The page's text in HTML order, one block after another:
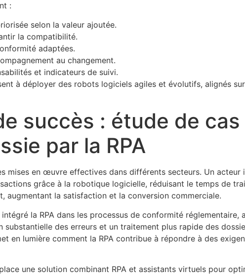
:
selon la valeur ajoutée.
la compatibilité.
adaptées.
au changement.
et indicateurs de suivi.
à déployer des robots logiciels agiles et évolutifs, alignés
succès : étude de cas
par la RPA
mises en œuvre effectives dans différents secteurs. Un acteur
grâce à la robotique logicielle, réduisant le temps de
augmentant la satisfaction et la conversion commerciale.
la RPA dans les processus de conformité réglementaire,
des erreurs et un traitement plus rapide des
en lumière comment la RPA contribue à répondre à des
une solution combinant RPA et assistants virtuels pour